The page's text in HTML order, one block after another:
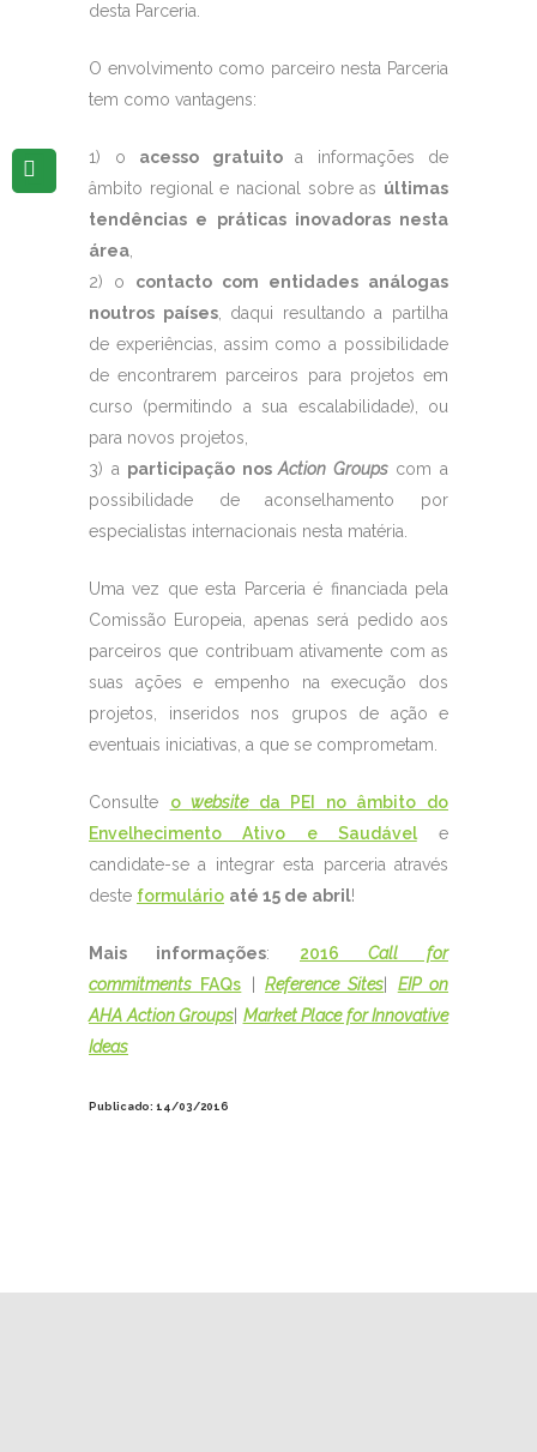
desta Parceria.
O envolvimento como parceiro nesta Parceria
tem como vantagens:
1) o acesso gratuito a informações de
âmbito regional e nacional sobre as últimas
tendências e práticas inovadoras nesta
área
2) o contacto com entidades análogas
noutros países, daqui resultando a partilha
de experiências, assim como a possibilidade
de encontrarem parceiros para projetos em
curso (permitindo a sua escalabilidade), ou
para novos projetos,
3) a participação nosAction Groupscom a
possibilidade de aconselhamento por
especialistas internacionais nesta matéria.
Uma vez que esta Parceria é financiada pela
Comissão Europeia, apenas será pedido aos
parceiros que contribuam ativamente com as
suas ações e empenho na execução dos
projetos, inseridos nos grupos de ação e
eventuais iniciativas, a que se comprometam.
Consulte owebsiteda PEI no âmbito do
Envelhecimento Ativo e Saudávele
candidate-se a integrar esta parceria através
deste formulário até 15 de abril!
Mais informações: 2016 Call for
commitments FAQs |Reference Sites
EIP on
AHA Action Groups Market Place for Innovative
Ideas
Publicado: 14/03/2016